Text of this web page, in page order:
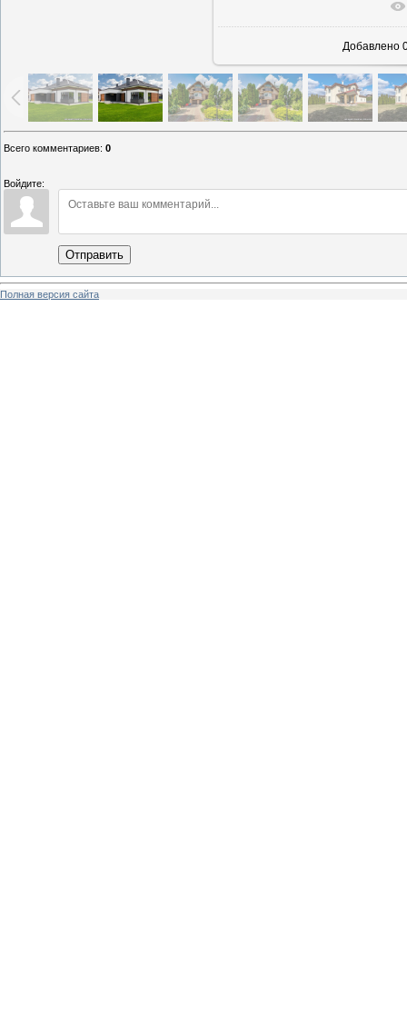
В
Добавлено
Всего комментариев: 0
Войдите:
Отправить
Полная версия сайта